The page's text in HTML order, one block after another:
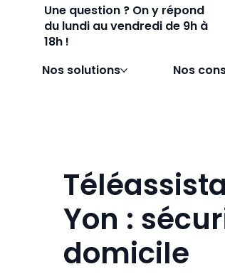
Une question ? On y répond
du lundi au vendredi de 9h à
18h !
Nos solutions Nos
Yon :
domicile